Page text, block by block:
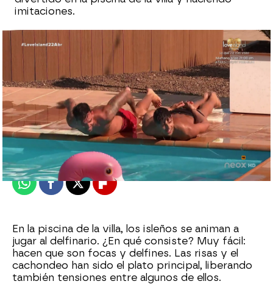
imitaciones.
neox
Publicado:22 de abril de 2021, 21:50
WhatsappFacebook
X Flipboard
En la piscina de la villa, los isleños se animan a
jugar al delfinario. ¿En qué consiste? Muy fácil:
hacen que son focas y delfines. Las risas y el
cachondeo han sido el plato principal, liberando
también tensiones entre algunos de ellos.